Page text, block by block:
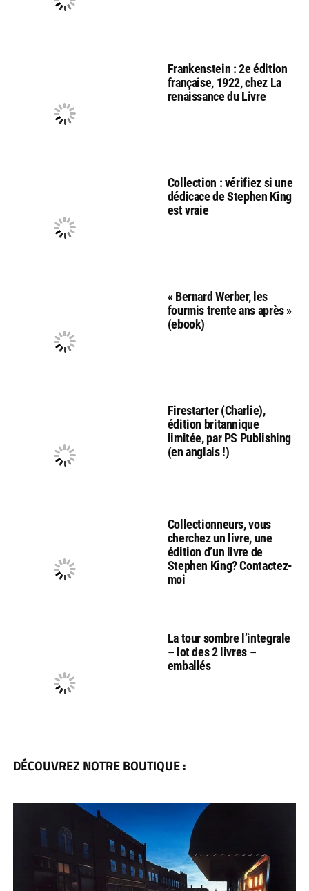
Frankenstein : 2e édition
française, 1922, chez La
renaissance du Livre
Collection : vérifiez si une
dédicace de Stephen King
est vraie
« Bernard Werber, les
fourmis trente ans après »
(ebook)
Firestarter (Charlie),
édition britannique
limitée, par PS Publishing
(en anglais !)
Collectionneurs, vous
cherchez un livre, une
édition d’un livre de
Stephen King? Contactez-
moi
La tour sombre l’integrale
– lot des 2 livres –
emballés
DÉCOUVREZ NOTRE BOUTIQUE :